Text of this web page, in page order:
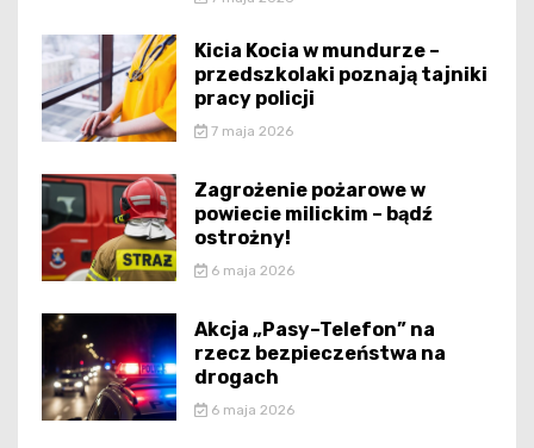
Kicia Kocia w mundurze –
przedszkolaki poznają tajniki
pracy policji
7 maja 2026
Zagrożenie pożarowe w
powiecie milickim – bądź
ostrożny!
6 maja 2026
Akcja „Pasy–Telefon” na
rzecz bezpieczeństwa na
drogach
6 maja 2026